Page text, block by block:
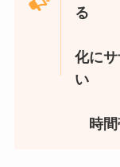
化に
い
時